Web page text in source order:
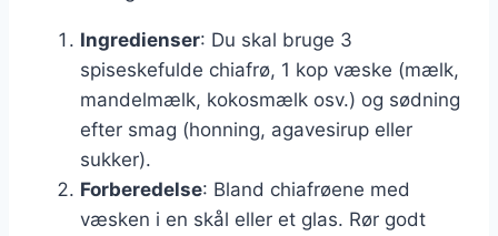
Ingredienser: Du skal bruge 3
spiseskefulde chiafrø, 1 kop væske (mælk,
mandelmælk, kokosmælk osv.) og sødning
efter smag (honning, agavesirup eller
sukker).
Forberedelse: Bland chiafrøene med
væsken i en skål eller et glas. Rør godt